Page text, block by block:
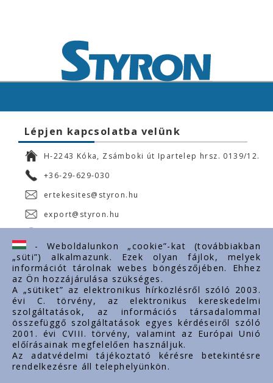
Lépjen kapcsolatba velünk
H-2243 Kóka, Zsámboki út Ipartelep hrsz. 0139/12.
+36-29-629-030
ertekesites@styron.hu
export@styron.hu
Fontos linkek
Rólunk
Dokumentumok
Kapcsolat
Karrier
Cég adatok
- Weboldalunkon „cookie”-kat (továbbiakban
„süti”) alkalmazunk. Ezek olyan fájlok, melyek
információt tárolnak webes böngészőjében. Ehhez
az Ön hozzájárulása szükséges.
A „sütiket” az elektronikus hírközlésről szóló 2003.
évi C. törvény, az elektronikus kereskedelmi
szolgáltatások, az információs társadalommal
összefüggő szolgáltatások egyes kérdéseiről szóló
2001. évi CVIII. törvény, valamint az Európai Unió
előírásainak megfelelően használjuk.
Az adatvédelmi tájékoztató kérésre betekintésre
rendelkezésre áll telephelyünkön.